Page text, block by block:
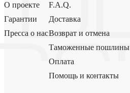
О проекте
Гарантии
Пресса о нас
F.A.Q.
Доставка
Возврат и отмена
Таможенные пошлины
Оплата
Помощь и контакты